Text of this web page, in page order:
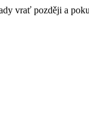
vrať později a